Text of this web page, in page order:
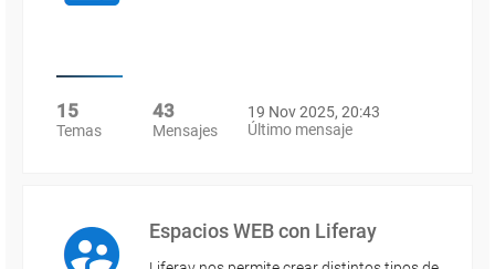
15
Temas
43
Mensajes
19 Nov 2025, 20:43
Último mensaje
Espacios WEB con Liferay